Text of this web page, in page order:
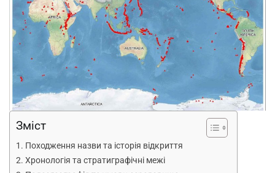
Зміст
Походження назви та історія відкриття
Хронологія та стратиграфічні межі